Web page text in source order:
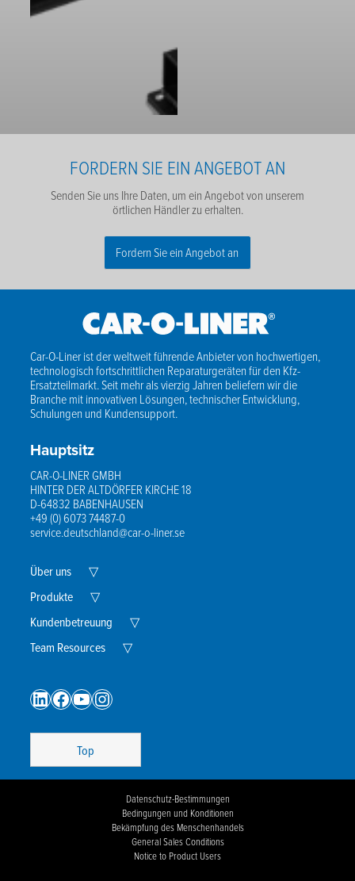
FORDERN SIE EIN ANGEBOT AN
Senden Sie uns Ihre Daten, um ein Angebot von unserem
örtlichen Händler zu erhalten.
Fordern Sie ein Angebot an
*
E-Mail*
Telefone*
Firmennamen
Postleitzahl*
Nachricht
Ich stimme den Bedingungen der Datenschutzrichtlinie zu.
Car-O-Liner ist der weltweit führende Anbieter von hochwertigen,
technologisch fortschrittlichen Reparaturgeräten für den Kfz-
Ersatzteilmarkt. Seit mehr als vierzig Jahren beliefern wir die
Branche mit innovativen Lösungen, technischer Entwicklung,
Schulungen und Kundensupport.
Hauptsitz
CAR-O-LINER GMBH
HINTER DER ALTDÖRFER KIRCHE 18
D-64832 BABENHAUSEN
+49 (0) 6073 74487-0
service.deutschland@car-o-liner.se
Über uns ▽Expand
Menu
Produkte ▽Expand
Menu
Kundenbetreuung ▽Expand
Team Resources ▽Expand
LinkedIn
Facebook
YouTube
Instagram
Top
Datenschutz-Bestimmungen
Bedingungen und Konditionen
Bekämpfung des Menschenhandels
General Sales Conditions
Notice to Product Users